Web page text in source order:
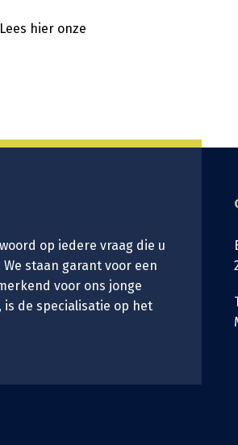
Lees hier onze
op iedere vraag die u
staan garant voor een
voor ons jonge
de specialisatie op het